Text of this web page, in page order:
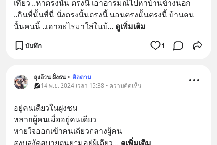
เที่ยว ..หาตรงนั้น ตรงนี้ เอาอารมณ์ไปหาบ้านข้างนอก
..กินที่นั้นที่นี่ นั่งตรงนั้นตรงนี้ นอนตรงนั้นตรงนี้ บ้านคน
นั้นคนนี้ ..เอาอะไรมาใส่ในบ้... ดูเพิ่มเติม
บันทึก 1
ลุงอ้วน ฝั่งธน • ติดตาม
14 พ.ย. 2024 เวลา 15:38 • ความคิดเห็น
อยู่คนเดียวในฝูงชน
หลากผู้คนเมื่ออยู่คนเดียว
หายใจออกเข้าคนเดียวกลางผู้คน
สงบสงัดสบายตนยามอยู่ผู้เดียว... ดูเพิ่มเติม